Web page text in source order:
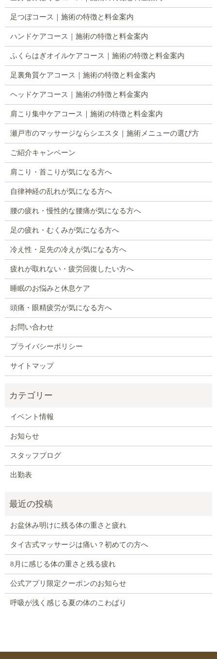
足つぼコース｜施術の特徴と料金案内
ハンドケアコース｜施術の特徴と料金案内
ふくらはぎオイルケアコース｜施術の特徴と料金案内
足裏角質ケアコース｜施術の特徴と料金案内
ヘッドケアコース｜施術の特徴と料金案内
肩こり集中ケアコース｜施術の特徴と料金案内
瀬戸市のマッサージならシエスタ｜施術メニューの選び方
ご紹介キャンペーン
肩こり・首こりが気になる方へ
自律神経の乱れが気になる方へ
腰の疲れ・慢性的な腰痛が気になる方へ
足の疲れ・むくみが気になる方へ
冷え性・足先の冷えが気になる方へ
疲れが取れない・疲労回復したい方へ
睡眠のお悩みと休息ケア
頭痛・眼精疲労が気になる方へ
お問い合わせ
プライバシーポリシー
サイトマップ
イベント情報
お知らせ
スタッフブログ
出勤表
お盆休み明けに残る体の重さと疲れ
タイ古式マッサージは痛い？初めての方へ
8月に感じる体の重さと残る疲れ
公式アプリ限定クーポンのお知らせ
呼吸が浅く感じる夏の体のこわばり